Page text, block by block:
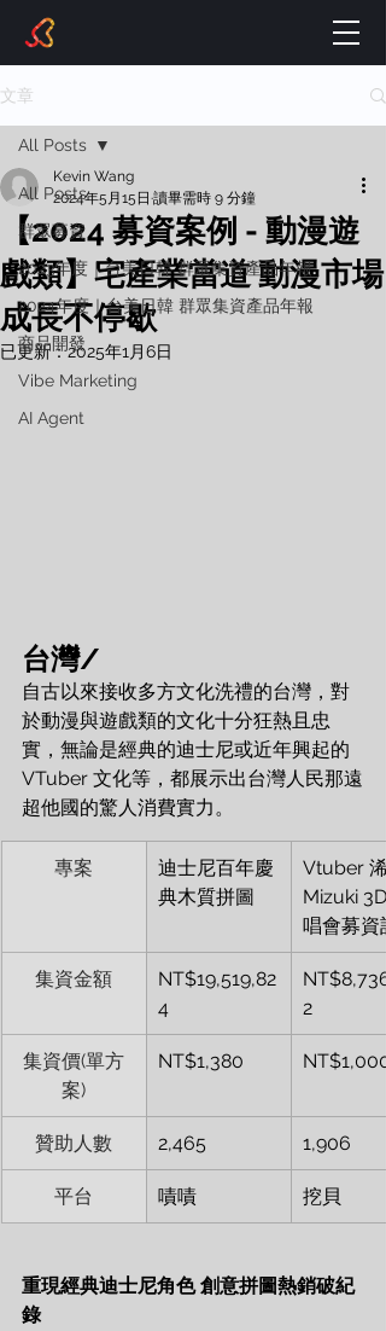
文章
All Posts
群眾募資
2023年度｜台美日韓 群眾集資產品年報
2024年度｜台美日韓 群眾集資產品年報
商品開發
Vibe Marketing
AI Agent
All Posts
【2024 募資案例 - 動漫遊
戲類】宅產業當道 動漫市場
成長不停歇
Kevin Wang
2024年5月15日 讀畢需時 9 分鐘
已更新：2025年1月6日
台灣/
自古以來接收多方文化洗禮的台灣，對
於動漫與遊戲類的文化十分狂熱且忠
實，無論是經典的迪士尼或近年興起的
VTuber 文化等，都展示出台灣人民那遠
超他國的驚人消費實力。
專案
迪士尼百年慶
典木質拼圖
Vtuber 浠
Mizuki 3D
唱會募資
集資金額
NT$19,519,82
4
2
集資價(單方
案)
NT$1,380 NT$1,000
贊助人數 2,465 1,906
平台 嘖嘖 挖貝
重現經典迪士尼角色 創意拼圖熱銷破紀
錄